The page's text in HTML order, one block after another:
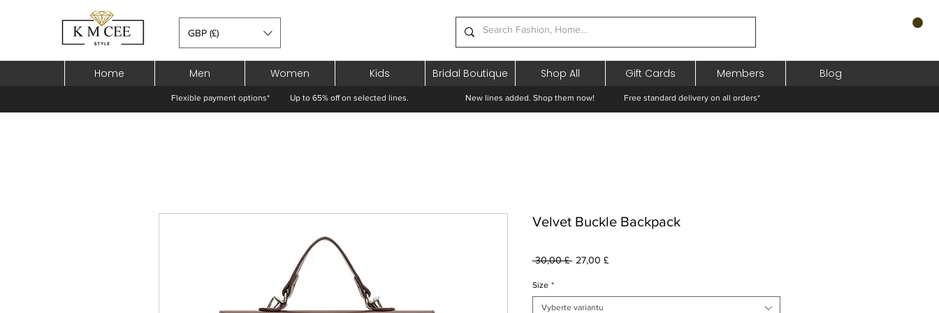
GBP (£)
Home Men Women Kids Bridal Boutique Shop All Gift Cards Members Blog
Flexible payment options* Up to 65% off on selected lines. New lines added. Shop them now! Free standard delivery on all orders*
Velvet Buckle Backpack
30,00 £ Běžná
27,00 £Zvýhodněná
Size *
Vyberte variantu